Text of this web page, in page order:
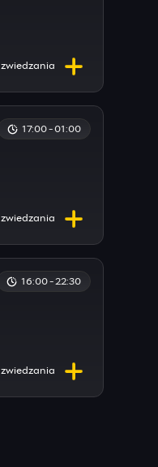
zwiedzania
zwiedzania
17:00 - 01:00
zwiedzania
16:00 - 22:30